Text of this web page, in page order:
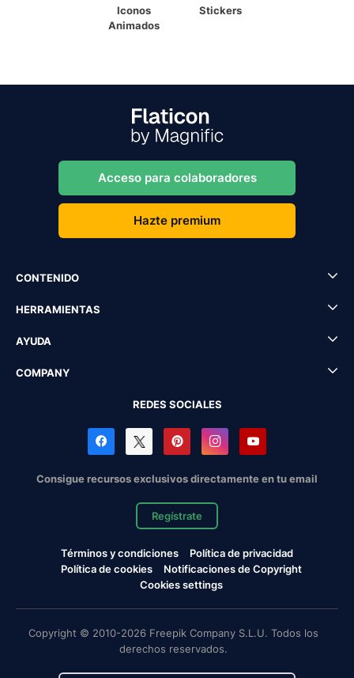
Iconos
Animados
Stickers
Acceso para colaboradores
Hazte premium
CONTENIDO
HERRAMIENTAS
AYUDA
COMPANY
REDES SOCIALES
Consigue recursos exclusivos directamente en tu email
Regístrate
Términos y condiciones
Política de privacidad
Política de cookies
Notificaciones de Copyright
Cookies settings
Copyright © 2010-2026 Freepik Company S.L.U. Todos los
derechos reservados.